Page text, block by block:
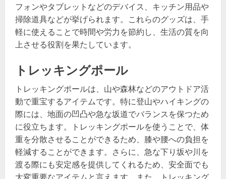
フォンやタブレットなどのデバイス、キッチン用品や
掃除道具などが挙げられます。これらのグッズは、手
軽に使えることで時間や労力を節約し、生活の質を向
上させる役割を果たしています。
トレッキングポール
トレッキングポールは、山や森林などのアウトドア活
動で重宝するアイテムです。特に登山やハイキングの
際には、地面の凹凸や急な坂道でバランスを保つため
に役立ちます。トレッキングポールを使うことで、体
重を分散させることができるため、膝や腰への負担を
軽減することができます。さらに、急な下り坂や川を
渡る際にも安定感を提供してくれるため、安全面でも